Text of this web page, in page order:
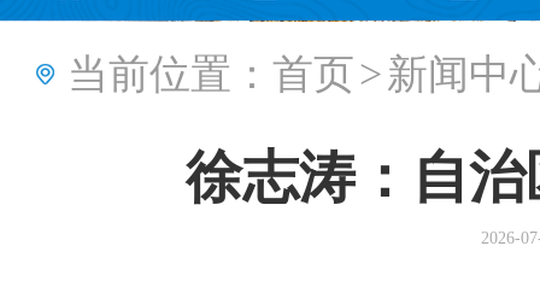
当前位置： 首页>新闻中
徐志涛：自
2026-